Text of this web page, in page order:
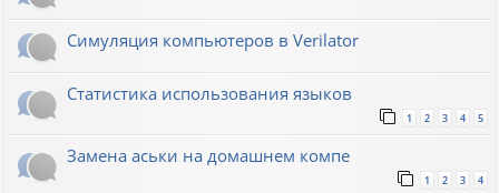
Симуляция компьютеров в Verilator
Статистика использования языков
1 2 3 4 5
Замена аськи на домашнем компе
1 2 3 4